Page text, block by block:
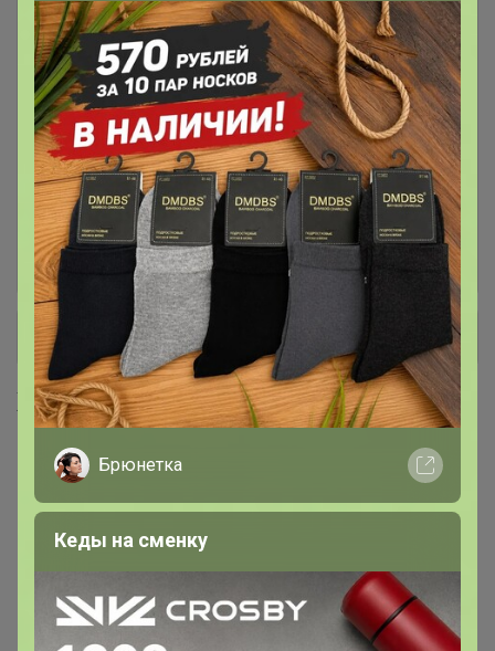
1. Ванная комната 235
11. Мебель 48
12. Кабели для телефонов 7
2. Спальня . Постельное ,
простыни
299
+ Ещё 10 каталогов
Хиты продаж
апгрейд хита СТЕКА
Брюнетка
Кеды на сменку